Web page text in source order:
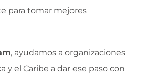
para tomar mejores
, ayudamos a organizaciones
y el Caribe a dar ese paso con